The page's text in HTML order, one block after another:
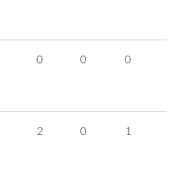
0 0 0
2 0 1